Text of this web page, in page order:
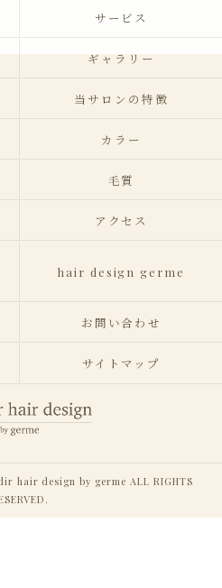
サービス
ギャラリー
当サロンの特徴
カラー
毛質
アクセス
hair design germe
お問い合わせ
サイトマップ
hair design by germe ALL RIGHTS